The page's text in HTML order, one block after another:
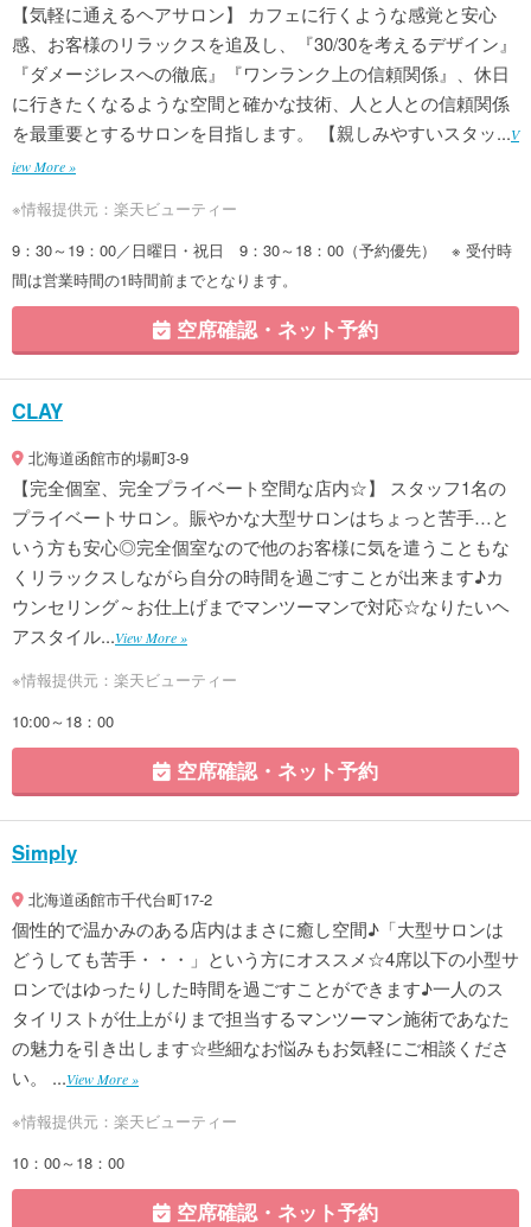
【気軽に通えるヘアサロン】 カフェに行くような感覚と安心
感、お客様のリラックスを追及し、『30/30を考えるデザイン』
『ダメージレスへの徹底』『ワンランク上の信頼関係』、休日
に行きたくなるような空間と確かな技術、人と人との信頼関係
を最重要とするサロンを目指します。 【親しみやすいスタッ...V
iew More »
※情報提供元：楽天ビューティー
9：30～19：00／日曜日・祝日 9：30～18：00（予約優先） ※ 受付時
間は営業時間の1時間前までとなります。
空席確認・ネット予約
CLAY
北海道函館市的場町3-9
【完全個室、完全プライベート空間な店内☆】 スタッフ1名の
プライベートサロン。賑やかな大型サロンはちょっと苦手…と
いう方も安心◎完全個室なので他のお客様に気を遣うこともな
くリラックスしながら自分の時間を過ごすことが出来ます♪カ
ウンセリング～お仕上げまでマンツーマンで対応☆なりたいヘ
アスタイル...View More »
※情報提供元：楽天ビューティー
10:00～18：00
空席確認・ネット予約
Simply
北海道函館市千代台町17-2
個性的で温かみのある店内はまさに癒し空間♪「大型サロンは
どうしても苦手・・・」という方にオススメ☆4席以下の小型サ
ロンではゆったりした時間を過ごすことができます♪一人のス
タイリストが仕上がりまで担当するマンツーマン施術であなた
の魅力を引き出します☆些細なお悩みもお気軽にご相談くださ
い。 ...View More »
※情報提供元：楽天ビューティー
10：00～18：00
空席確認・ネット予約